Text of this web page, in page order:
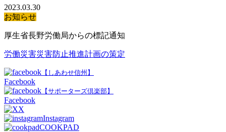
2023.03.30
お知らせ
厚生省長野労働局からの標記通知
労働災害災害防止推進計画の策定
【しあわせ信州】
Facebook
【サポーターズ倶楽部】
Facebook
X
Instagram
COOKPAD